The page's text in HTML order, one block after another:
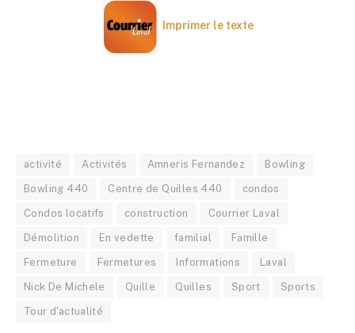
Imprimer le texte
activité Activités Amneris Fernandez Bowling
Bowling 440 Centre de Quilles 440 condos
Condos locatifs construction Courrier Laval
Démolition En vedette familial Famille
Fermeture Fermetures Informations Laval
Nick De Michele Quille Quilles Sport Sports
Tour d'actualité